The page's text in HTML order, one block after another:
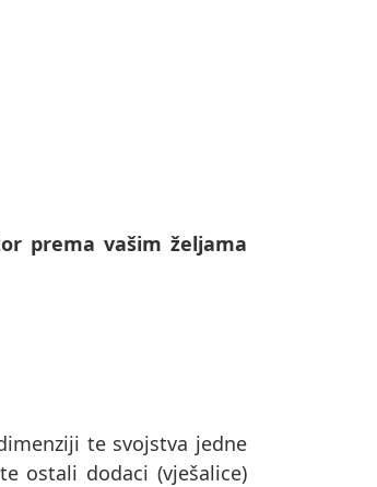
prema vašim željama
te svojstva jedne
ostali dodaci (vješalice)